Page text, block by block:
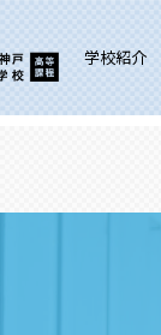
学校紹介